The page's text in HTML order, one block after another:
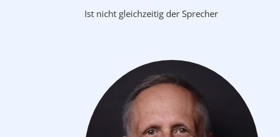
Ist nicht gleichzeitig der Sprecher